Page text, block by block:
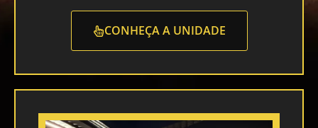
CONHEÇA A UNIDADE